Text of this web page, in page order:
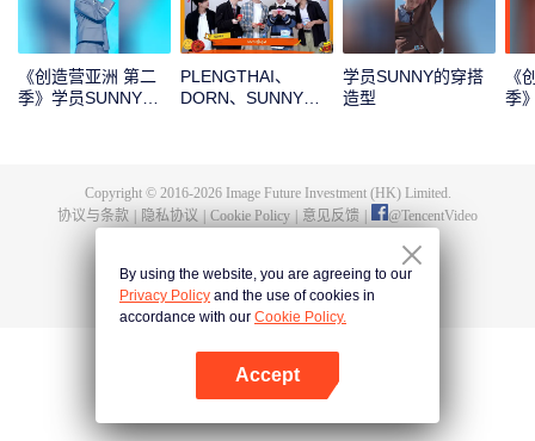
《创造营亚洲 第二
季》学员SUNNY的
PLENGTHAI、
DORN、SUNNY、
学员SUNNY的穿搭
造型
《
季
Copyright © 2016-2026Image Future Investment (HK) Limited.
协议与条款
隐私协议 Cookie Policy 意见反馈 @TencentVideo
By using the website, you are agreeing to our
Privacy Policy and the use of cookies in
accordance with our Cookie Policy.
Accept